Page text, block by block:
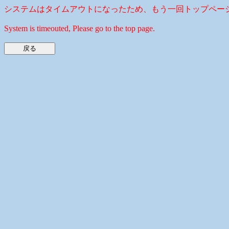
システムはタイムアウトになったため、もう一回トップペー
System is timeouted, Please go to the top page.